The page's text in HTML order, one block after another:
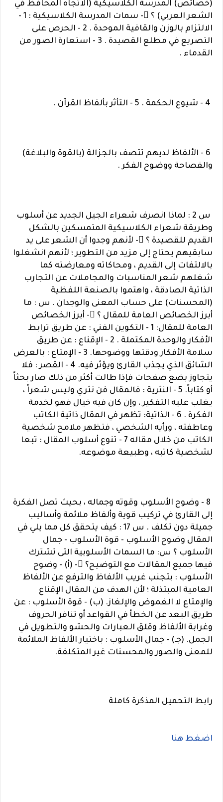
(خصائص) المدرسة الكلاسيكية (الاتجاه المحافظ في
الشعر العربي) ؟ - سمات المدرسة الكلاسيكية : 1 -
الالتزام بالوزن والقافية الموحدة . 2 - الحرص على
التصريع في مطلع القصيدة . 3 - استعارة الصور من
القدماء .
6 - الألفاظ لديهم تتصف بالجزالة (بالقوة والبلاغة)
والفصاحة ووضوح الفكر .
س 2 : لماذا انصرف شعراء الجيل الجديد عن أسلوب
وطريقة شعراء الكلاسيكية المتمسكين بالشكل
القديم للقصيدة ؟ - لأنهم وجدوا أن الشعر على يد
سابقيهم يحتاج إلى مزيد من التطوير ؛ لأنهم انشغلوا
بالالتفات إلى القديم ، ومحاكاته ومعارضته كما
شغلهم شعر المناسبات والمجاملات عن التجارب
الذاتية الصادقة ، واهتموا بالصنعة اللفظية
(المحسنات) على حساب المعنى والوجدان . س : ما
أبرز الخصائص العامة للمقال ؟ - أبرز الخصائص
العامة للمقال: 1 - التكوين الفني : عن طريق ترابط
الأفكار والوحدة المكتملة . 2 - الإقناع : عن طريق
سلامة الأفكار ودقتها ووضوحها. 3 - الإمتاع : بالعرض
الشائق الذي يجذب القارئ ويؤثر فيه. 4 - القصر : فلا
يتجاوز بضع صفحات فإذا طالت أكثر من ذلك صار بحثاً
أو كتاباً. 5 - النثرية : فالمقال فن نثري وليس شعراً ،
يغلب عليه التفكير ، وإن كان فيه خيال فهو لخدمة
الفكرة . 6 - الذاتية: تظهر في المقال ذاتية الكاتب
وعاطفته ، ورأيه الشخصي ، فتظهر ملامح شخصية
الكاتب من خلال مقاله 7 - تنوع أسلوب المقال : تبعا
لشخصية كاتبه ، وطبيعة موضوعه.
8 - وضوح الأسلوب وقوته وجماله ، بحيث تصل الفكرة
إلى القارئ في تركيب قوية وألفاظ ملائمة وأساليب
جميلة دون تكلف . س 17 : كيف يتحقق كل مما يلي في
المقال وضوح الأسلوب - قوة الأسلوب - جمال
الأسلوب ؟ س: ما السمات الأسلوبية التى تشترك
فيها جميع المقالات مع التوضيح؟ - (أ) - وضوح
الأسلوب : بتجنب غريب الألفاظ والترفع عن الألفاظ
العامية المبتذلة ؛ لأن الهدف من المقال الإقناع
والإمتاع لا الغموض والإلغاز. (ب) - قوة الأسلوب : عن
طريق البعد عن الخطأ في القواعد أو تنافر الحروف
وغرابة الألفاظ وقلق العبارات والحشو والتطويل في
الجمل. (جـ) - جمال الأسلوب : باختيار الألفاظ الملائمة
للمعنى والصور والمحسنات غير المتكلفة.
رابط التحميل المذكرة كاملة
اضغط هنا